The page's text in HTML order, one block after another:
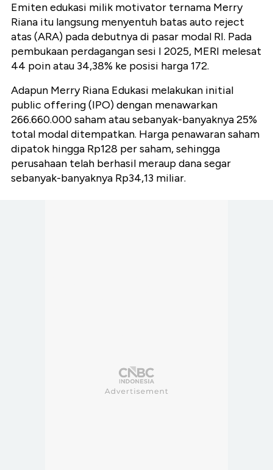
Emiten edukasi milik motivator ternama Merry
Riana itu langsung menyentuh batas auto reject
atas (ARA) pada debutnya di pasar modal RI. Pada
pembukaan perdagangan sesi I 2025, MERI melesat
44 poin atau 34,38% ke posisi harga 172.
Adapun Merry Riana Edukasi melakukan initial
public offering (IPO) dengan menawarkan
266.660.000 saham atau sebanyak-banyaknya 25%
total modal ditempatkan. Harga penawaran saham
dipatok hingga Rp128 per saham, sehingga
perusahaan telah berhasil meraup dana segar
sebanyak-banyaknya Rp34,13 miliar.